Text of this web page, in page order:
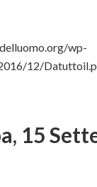
wp-
12/
15